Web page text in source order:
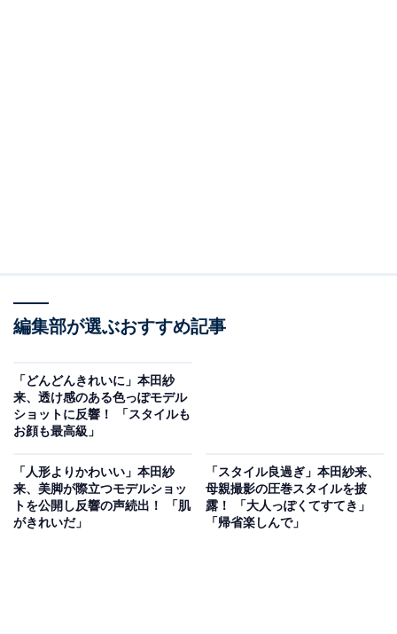
編集部が選ぶおすすめ記事
「どんどんきれいに」本田紗
来、透け感のある色っぽモデル
ショットに反響！ 「スタイルも
お顔も最高級」
「人形よりかわいい」本田紗
来、美脚が際立つモデルショッ
トを公開し反響の声続出！ 「肌
がきれいだ」
「スタイル良過ぎ」本田紗来、
母親撮影の圧巻スタイルを披
露！ 「大人っぽくてすてき」
「帰省楽しんで」